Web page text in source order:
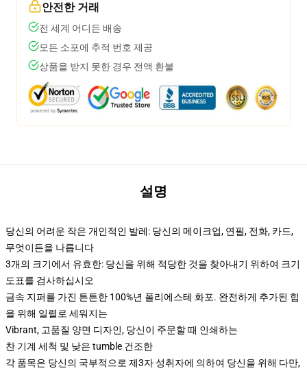
안전한 거래
전 세계 어디든 배송
모든 소포에 추적 번호 제공
상품을 받지 못한 경우 전액 환불
설명
당신의 어려운 작은 개인적인 발레: 당신의 메이크업, 연필, 전화, 카드,
무엇이든을 나릅니다
3개의 크기에서 유효한: 당신을 위해 적당한 것을 찾아내기 위하여 크기
도표를 검사하십시오
금속 지퍼를 가진 튼튼한 100%년 폴리에스테 화포. 완전하게 추가된 힘
을 위해 일렬로 세워지는
Vibrant, 고품질 양면 디자인, 당신이 주문할 때 인쇄하는
찬 기계 세척 및 낮은 tumble 건조한
각 품목은 당신의 국부적으로 제3자 성취자에 의하여 당신을 위해 다만,